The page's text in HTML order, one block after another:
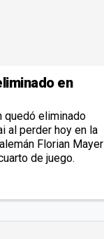
en
quedó eliminado
al perder hoy en la
Florian Mayer
de juego.